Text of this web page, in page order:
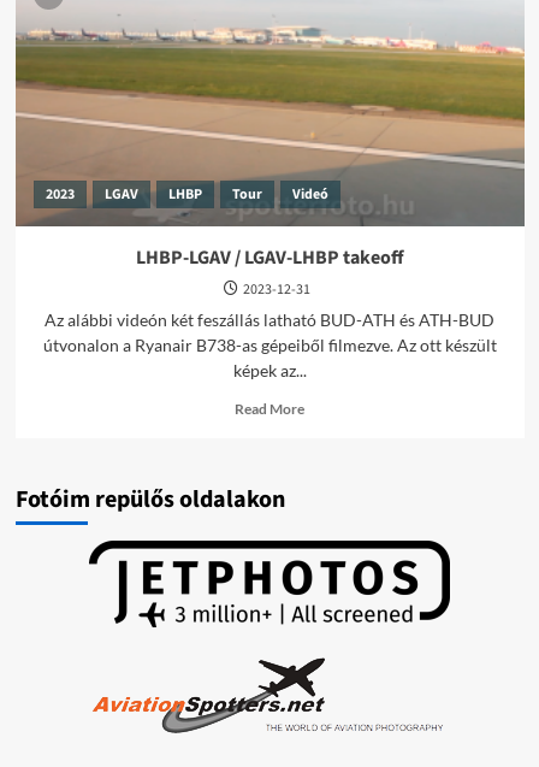
2023 LGAV LHBP Tour Videó
LHBP-LGAV / LGAV-LHBP takeoff
2023-12-31
Az alábbi videón két feszállás latható BUD-ATH és ATH-BUD
útvonalon a Ryanair B738-as gépeiből filmezve. Az ott készült
képek az...
Read MoreRead
LHBP
takeoff
Fotóim repülős oldalakon